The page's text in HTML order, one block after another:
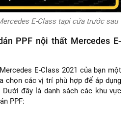
E-Class tapi cửa trước sau
PPF nội thất Mercedes E-
E-Class 2021 của bạn một
chọn các vị trí phù hợp để áp dụng
Dưới đây là danh sách các khu vực
PPF: